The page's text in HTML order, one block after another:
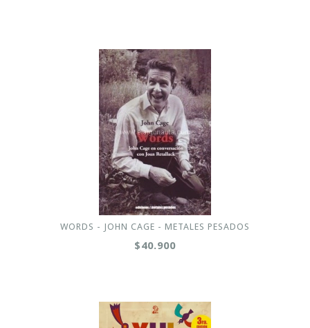
WORDS - JOHN CAGE - METALES PESADOS
$40.900